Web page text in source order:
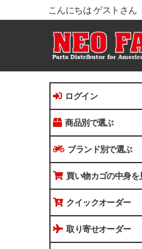
こんにちは ゲストさん
ログイン
商品別で選ぶ
ブランド別で選ぶ
買い物カゴの中身を
クイックオーダー
取り寄せオーダー